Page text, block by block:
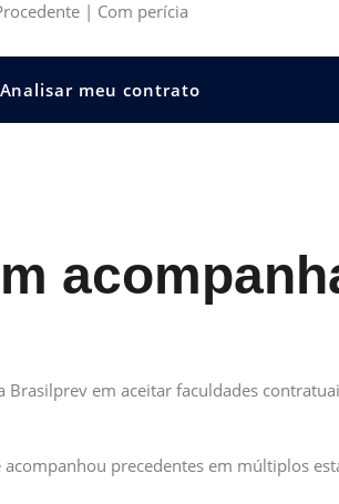
| Com perícia
Analisar meu contrato
em aceitar faculdades
acompanhou precedentes em múltiplos